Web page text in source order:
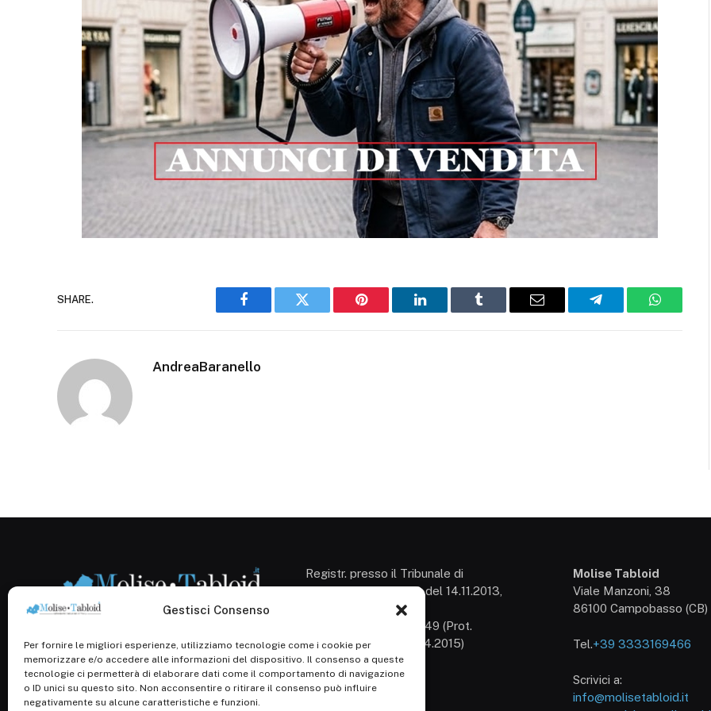
Gestisci Consenso
Per fornire le migliori esperienze, utilizziamo tecnologie come i cookie per
memorizzare e/o accedere alle informazioni del dispositivo. Il consenso a queste
tecnologie ci permetterà di elaborare dati come il comportamento di navigazione
o ID unici su questo sito. Non acconsentire o ritirare il consenso può influire
negativamente su alcune caratteristiche e funzioni.
SHARE.
Facebook Twitter Pinterest LinkedIn Tumblr Email Telegram
AndreaBaranello
Registr. presso il Tribunale di
Campobasso: 3/2013 del 14.11.2013,
Roc: iscrizione n° 25549 (Prot.
1138/com/15 del 30.04.2015)
P.Iva: 01707150700
Molise Tabloid
Viale Manzoni, 38
86100 Campobasso (CB)
Tel.+39 3333169466
Scrivici a:
info@molisetabloid.it